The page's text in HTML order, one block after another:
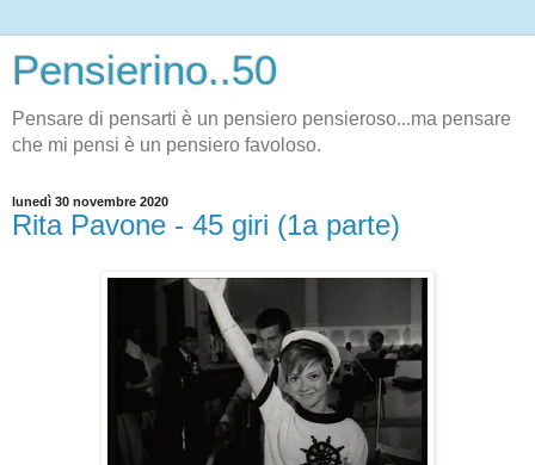
Pensierino..50
Pensare di pensarti è un pensiero pensieroso...ma pensare
che mi pensi è un pensiero favoloso.
lunedì 30 novembre 2020
Rita Pavone - 45 giri (1a parte)